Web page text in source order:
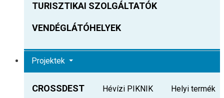
TURISZTIKAI SZOLGÁLTATÓK
VENDÉGLÁTÓHELYEK
Projektek
CROSSDEST Hévízi PIKNIK
Helyi termék